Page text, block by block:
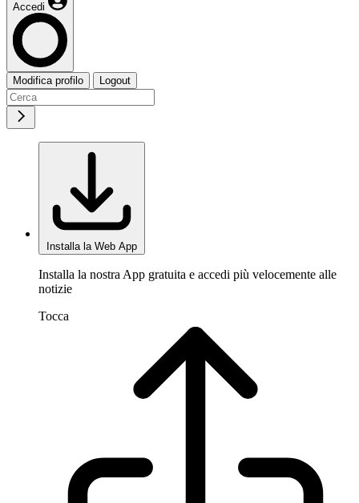
Accedi
Modifica profilo Logout
Installa la Web App
Installa la nostra App gratuita e accedi più velocemente alle
notizie
Tocca